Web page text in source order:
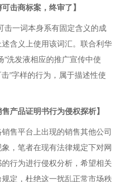
商标案，终审了】
一词本身系有固定含义的成
含义上使用该词汇。联合利华
”洗发液相应的推广宣传中使
击”字样的行为，属于描述性使
品证明书行为侵权探析】
平台上出现的销售其他公司
，笔者在现有法律规定下对网
行为进行侵权分析，希望相关
定，杜绝这一扰乱正常市场秩